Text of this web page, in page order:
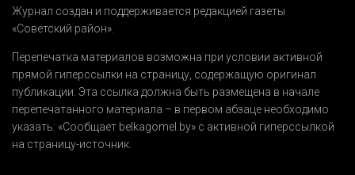
Журнал создан и поддерживается редакцией газеты
«Советский район».
Перепечатка материалов возможна при условии активной
прямой гиперссылки на страницу, содержащую оригинал
публикации. Эта ссылка должна быть размещена в начале
перепечатанного материала – в первом абзаце необходимо
указать: «Сообщает belkagomel.by» с активной гиперссылкой
на страницу-источник.